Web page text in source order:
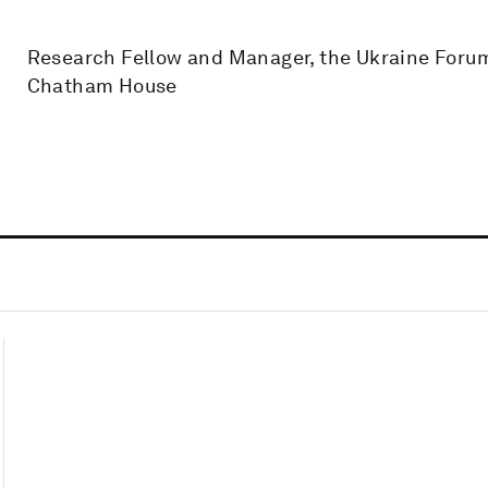
Research Fellow and Manager, the Ukraine
Chatham House